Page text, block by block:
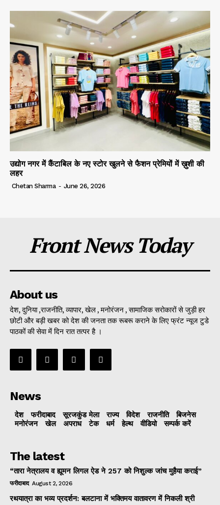
उद्योग नगर में कैंटाबिल के नए स्टोर खुलने से फैशन प्रेमियों में ख़ुशी की
लहर
Chetan Sharma - June 26, 2026
Front News Today
About us
देश, दुनिया ,राजनीति, व्यापार, खेल , मनोरंजन , सामाजिक सरोकारों से जुड़ी हर
छोटी और बड़ी खबर को देश की जनता तक रूबरू कराने के लिए फ्रंट न्यूज टुडे
पाठकों की सेवा में दिन रात तत्पर है ।
News
देश फरीदाबाद सूरजकुंड मेला राज्‍य विदेश राजनीति
बिजनेस
मनोरंजन
खेल अपराध टेक धर्म हेल्थ वीडियो सम्पर्क करें
The latest
“तारा नेत्रालय व ह्यूमन लिगल ऐड ने 257 को निशुल्क जांच मुहैया कराई”
फरीदाबाद August 2, 2026
रथयात्रा का भव्य प्रदर्शन: बलटाना में भक्तिमय वातावरण में निकली श्री